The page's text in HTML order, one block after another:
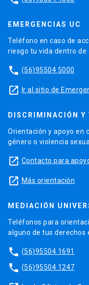
EMERGENCIAS UC
Teléfono en caso de
riesgo tu vida dentro de
phone (56)95504 5000
launch Ir al sitio de
DISCRIMINACIÓN Y
Orientación y apoyo en
género o violencia
launch Contacto para
launch Más orientación
MEDIACIÓN
Teléfonos para
alguno de tus derechos
phone (56)95504 1691
phone (56)95504 1247